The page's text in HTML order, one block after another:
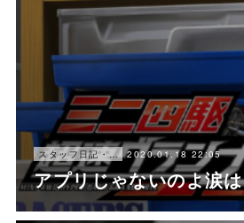
スタッフ日記・にゃ〜 2020.01.18 22:05
アプリじゃないのよ涙は